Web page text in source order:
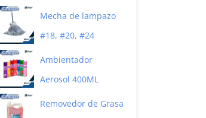
Mecha de lampazo
#18, #20, #24
Ambientador
Aerosol 400ML
Removedor de Grasa